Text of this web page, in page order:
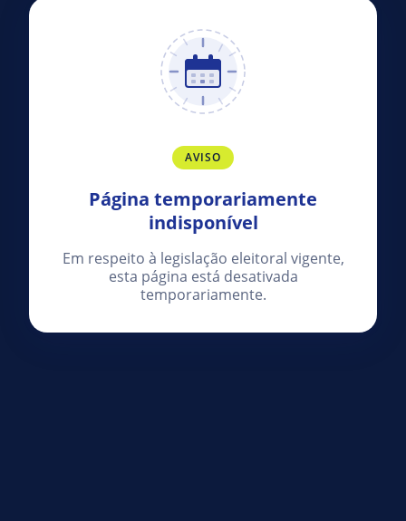
AVISO
Página temporariamente
indisponível
Em respeito à legislação eleitoral vigente,
esta página está desativada
temporariamente.